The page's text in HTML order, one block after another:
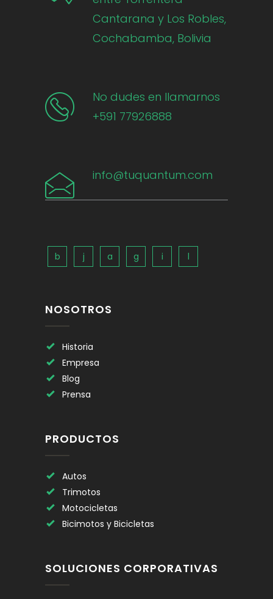
Cantarana y Los Robles,
Cochabamba, Bolivia
No dudes en llamarnos
+591 77926888
info@tuquantum.com
NOSOTROS
Historia
Empresa
Blog
Prensa
PRODUCTOS
Autos
Trimotos
Motocicletas
Bicimotos y Bicicletas
SOLUCIONES CORPORATIVAS